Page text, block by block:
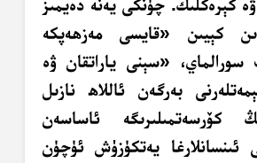
كېرەكلىك. چۈنكى يەنە دەيمىز
كېيىن «قايسى مەزھەپكە
«سېنى ياراتقان ۋە
بەرگەن ئاللاھ نازىل
كۆرسەتمىلىرىگە ئاساسەن
ئىنسانلارغا يەتكۈزۈش ئۈچۈن